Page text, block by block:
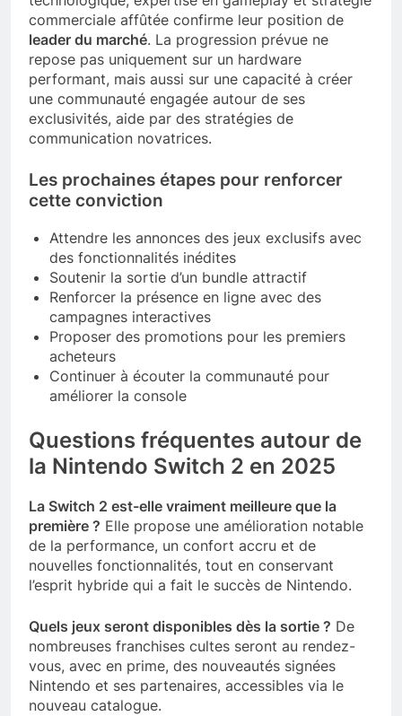
commerciale affûtée confirme leur position de
leader du marché. La progression prévue ne
repose pas uniquement sur un hardware
performant, mais aussi sur une capacité à créer
une communauté engagée autour de ses
exclusivités, aide par des stratégies de
communication novatrices.
Les prochaines étapes pour renforcer
cette conviction
Attendre les annonces des jeux exclusifs avec
des fonctionnalités inédites
Soutenir la sortie d’un bundle attractif
Renforcer la présence en ligne avec des
campagnes interactives
Proposer des promotions pour les premiers
acheteurs
Continuer à écouter la communauté pour
améliorer la console
Questions fréquentes autour de
la Nintendo Switch 2 en 2025
La Switch 2 est-elle vraiment meilleure que la
première ? Elle propose une amélioration notable
de la performance, un confort accru et de
nouvelles fonctionnalités, tout en conservant
l’esprit hybride qui a fait le succès de Nintendo.
Quels jeux seront disponibles dès la sortie ? De
nombreuses franchises cultes seront au rendez-
vous, avec en prime, des nouveautés signées
Nintendo et ses partenaires, accessibles via le
nouveau catalogue.